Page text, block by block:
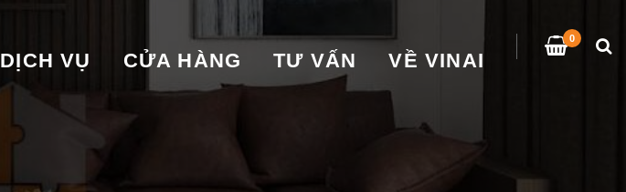
DỊCH VỤ CỬA HÀNG TƯ VẤN VỀ VINAI
0